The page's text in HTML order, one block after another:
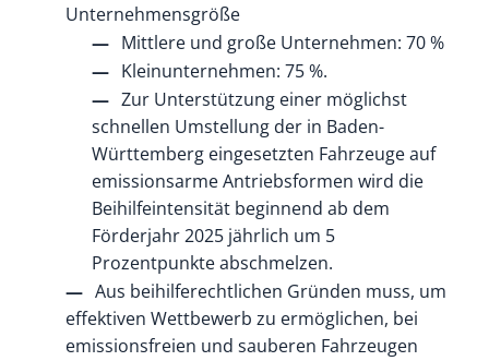
Unternehmensgröße
Mittlere und große Unternehmen: 70 %
Kleinunternehmen: 75 %.
Zur Unterstützung einer möglichst
schnellen Umstellung der in Baden-
Württemberg eingesetzten Fahrzeuge auf
emissionsarme Antriebsformen wird die
Beihilfeintensität beginnend ab dem
Förderjahr 2025 jährlich um 5
Prozentpunkte abschmelzen.
Aus beihilferechtlichen Gründen muss, um
effektiven Wettbewerb zu ermöglichen, bei
emissionsfreien und sauberen Fahrzeugen